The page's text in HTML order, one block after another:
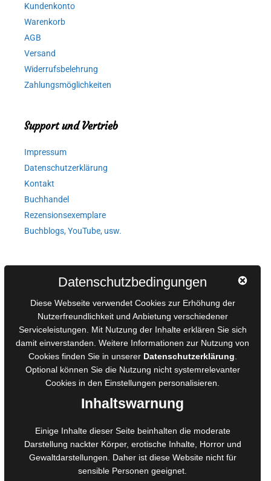
Kundenkonto
Warenkorb
AGB
Versand
Widerrufsbelehrung
Zahlungsmöglichkeiten
Support und Vertrieb
Impressum
Datenschutzerklärung
Kontakt
Buchhandel
Rezensionsexemplare
Buchblogs, YouTube, usw.
AGB für Medienprojekte
Online-Artikel
Manuskripte einreichen
Ausschreibungen
Belegexemplare
Eigenbedarfsexemplare
Foto- und Bildbearbeitung
Fotorestauration
Creative Artwork
Datenschutzbedingungen
Diese Webseite verwendet Cookies zur Erhöhung der
Nutzerfreundlichkeit und Anbietung verschiedener
Serviceleistungen. Mit Nutzung der Inhalte erklären Sie sich
damit einverstanden. Weitere Informationen zur Nutzung von
Cookies finden Sie in unserer Datenschutzerklärung
Optional können Sie die Nutzung nicht systemrelevanter
Cookies in den Einstellungen personalisieren.
Inhaltswarnung
Einige Inhalte dieser Seite beinhalten die moderate
Darstellung nackter Körper, erotische Inhalte, Horror und
Gewaltdarstellungen. Daher ist diese Website nicht für
sensible Personen geeignet.